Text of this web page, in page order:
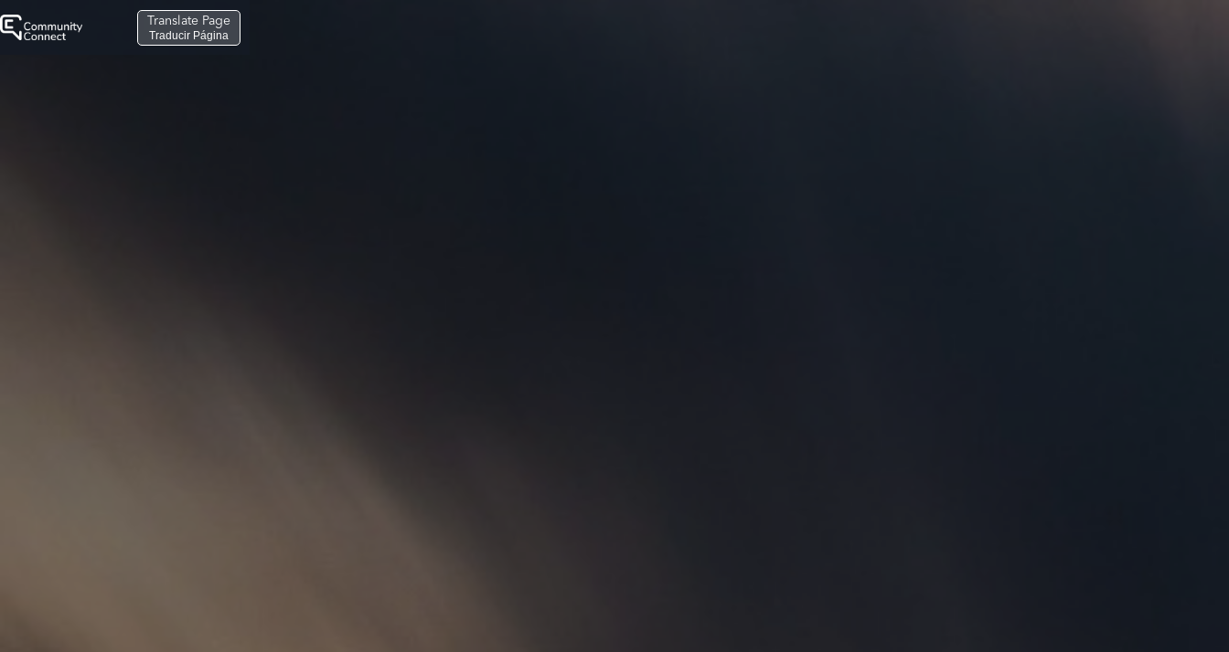
Translate Page
Traducir Página